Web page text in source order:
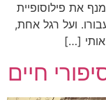
את פילוסופיית
ועל רגל אחת,
[…]
חיים